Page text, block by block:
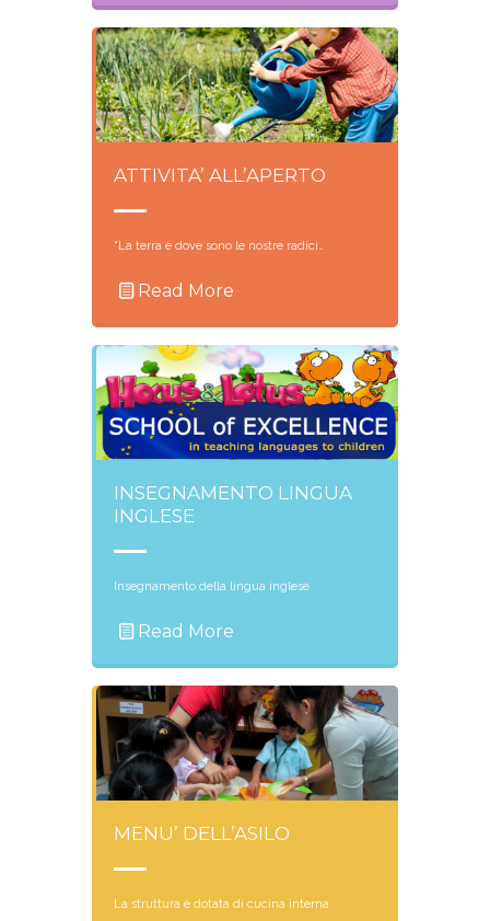
ATTIVITA’ ALL’APERTO
“La terra è dove sono le nostre radici…
Read More
INSEGNAMENTO LINGUA
INGLESE
Insegnamento della lingua inglese
Read More
MENU’ DELL’ASILO
La struttura è dotata di cucina interna